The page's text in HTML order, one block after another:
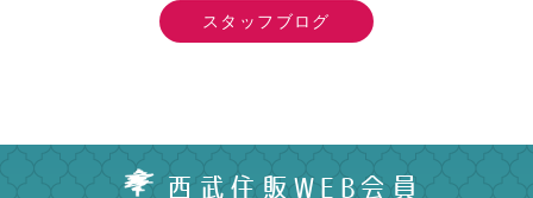
スタッフブログ
西武住販WEB会員